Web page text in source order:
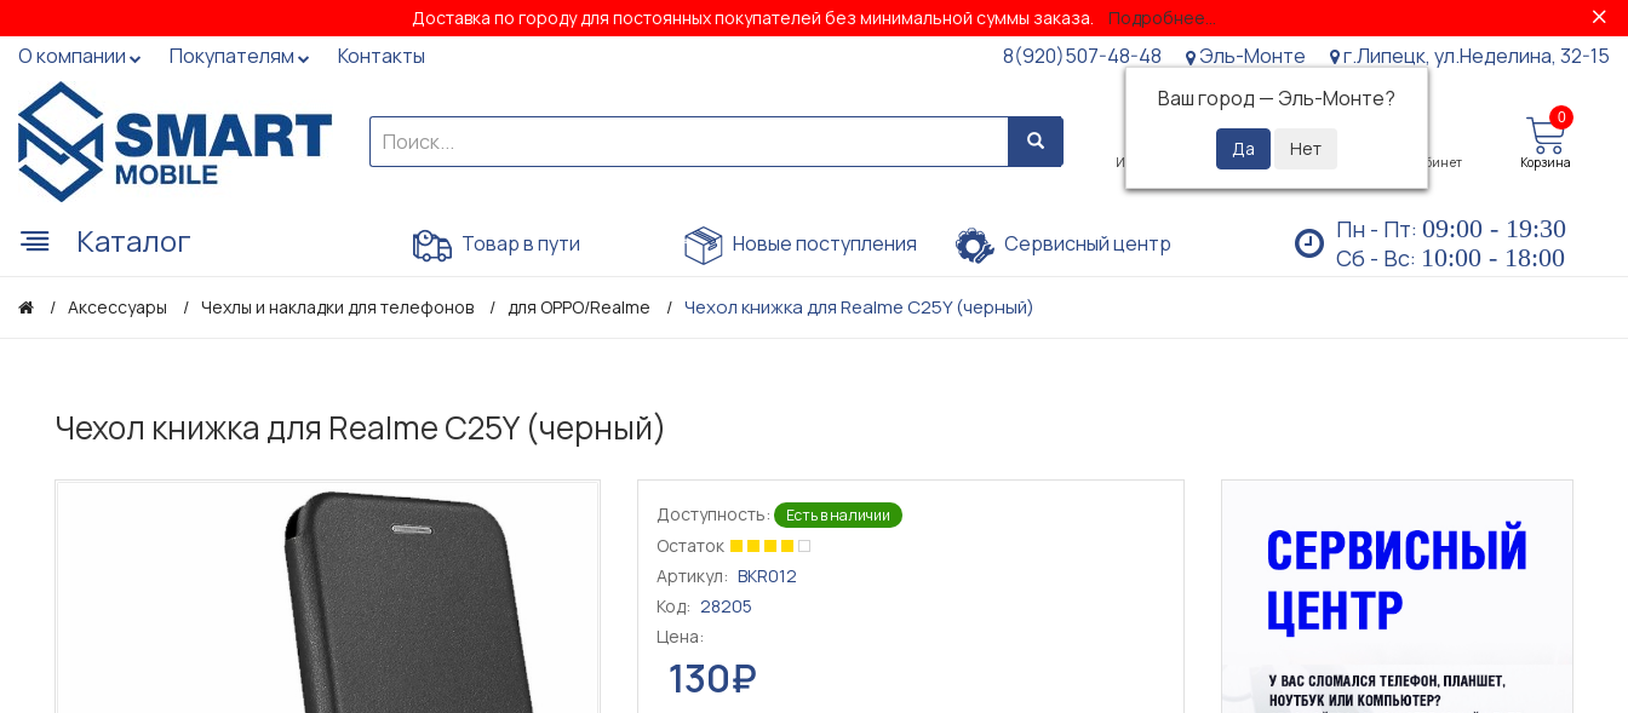
Доставка по городу для постоянных покупателей без минимальной суммы заказа. Подробнее...
О компании Покупателям Контакты 8(920)507-48-48
Эль-Монте
Ваш город — Эль-Монте?
г.Липецк, ул.Неделина, 32-15
Избранное Просмотренные Личный кабинет
0
Корзина
Каталог Товар в пути Новые поступления Сервисный центр Пн - Пт: 09:00 - 19:30
Сб - Вс: 10:00 - 18:00
Аксессуары Чехлы и накладки для телефонов для OPPO/Realme Чехол книжка для Realme C25Y (черный)
Чехол книжка для Realme C25Y (черный)
Доступность: Есть в наличии
Остаток
Артикул: BKR012
Код: 28205
Цена:
130₽